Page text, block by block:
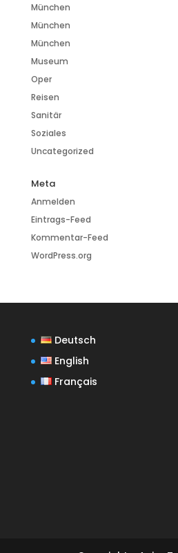
München
München
München
Museum
Oper
Reisen
Sanitär
Soziales
Uncategorized
Meta
Anmelden
Eintrags-Feed
Kommentar-Feed
WordPress.org
Deutsch
English
Français